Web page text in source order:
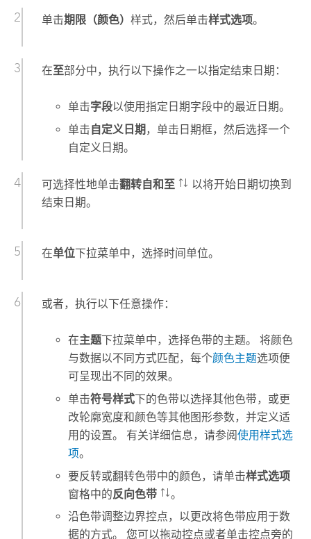
单击期限（颜色） 样式，然后单击样式选项。
在至部分中，执行以下操作之一以指定结束日期：
单击字段以使用指定日期字段中的最近日期。
单击自定义日期 ，单击日期框，然后选择一个
自定义日期。
可选择性地单击翻转自和至
以将开始日期切换到
结束日期。
在单位下拉菜单中，选择时间单位。
或者，执行以下任意操作：
在主题下拉菜单中，选择色带的主题。 将颜色
与数据以不同方式匹配，每个颜色主题选项便
可呈现出不同的效果。
单击符号样式下的色带以选择其他色带，或更
改轮廓宽度和颜色等其他图形参数，并定义适
用的设置。 有关详细信息，请参阅使用样式选
项。
要反转或翻转色带中的颜色，请单击样式选项
窗格中的反向色带
。
沿色带调整边界控点，以更改将色带应用于数
据的方式。 您可以拖动控点或者单击控点旁的